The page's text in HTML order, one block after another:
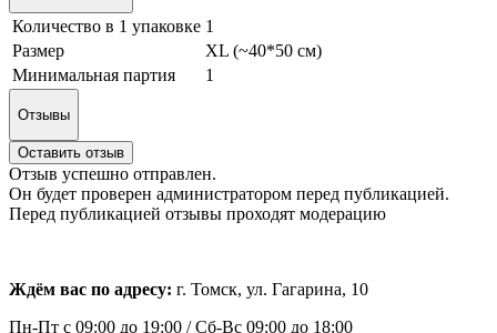
Количество в 1 упаковке 1
Размер
XL (~40*50 см)
Минимальная партия
1
Отзывы
Оставить отзыв
Отзыв успешно отправлен.
Он будет проверен администратором перед публикацией.
Перед публикацией отзывы проходят модерацию
Ждём вас по адресу: г. Томск, ул. Гагарина, 10
Пн-Пт с 09:00 до 19:00 /Сб-Вс 09:00 до 18:00